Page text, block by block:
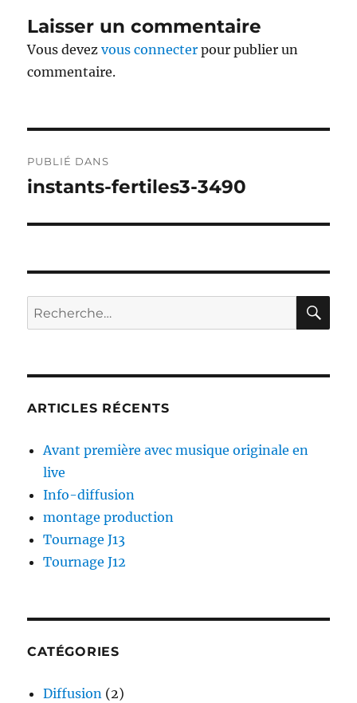
Laisser un commentaire
Vous devezvous connecter pour publier un
commentaire.
de
PUBLIÉ DANS
instants-fertiles3-3490
Recherche
pour :
ARTICLES RÉCENTS
Avant première avec musique originale en
live
Info-diffusion
montage production
Tournage J13
Tournage J12
CATÉGORIES
Diffusion (2)